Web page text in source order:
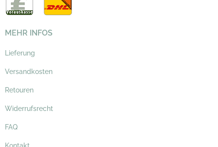
MEHR INFOS
Lieferung
Versandkosten
Retouren
Widerrufsrecht
FAQ